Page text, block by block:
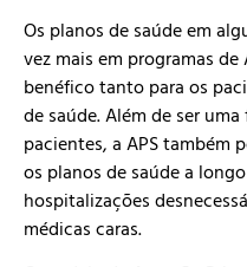
Os planos de saúde em
vez mais em programas
benéfico tanto para os
de saúde. Além de ser
pacientes, a APS também
os planos de saúde a
hospitalizações
médicas caras.